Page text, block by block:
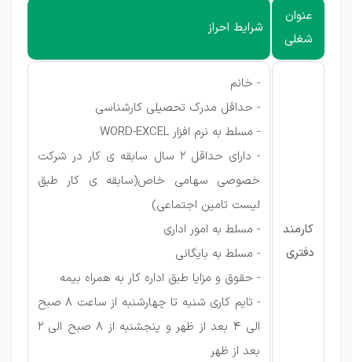
عنوان
شغلی
شرایط احراز
کارمند
دفتری
- خانم
- حداقل مدرک تحصیلی کارشناسی
- مسلط به نرم افزار WORD-EXCEL
- دارای حداقل 2 سال سابقه ی کار در شرکت
خصوصی سهامی خاص(سابقه ی کار طبق
لیست تامین اجتماعی)
- مسلط به امور اداری
- مسلط به بایگانی
- حقوق و مزایا طبق اداره کار به همراه بیمه
- تایم کاری شنبه تا چهارشنبه از ساعت 8 صبح
الی 4 بعد از ظهر و پنجشنبه از 8 صبح الی 2
بعد از ظهر